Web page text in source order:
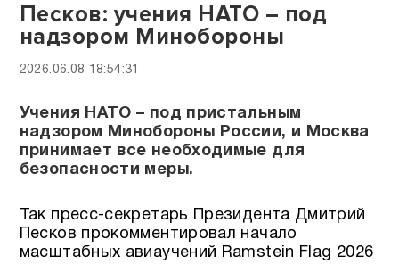
Песков: учения НАТО – под
надзором Минобороны
2026.06.08 18:54:31
Учения НАТО – под пристальным
надзором Минобороны России, и Москва
принимает все необходимые для
безопасности меры.
Так пресс-секретарь Президента Дмитрий
Песков прокомментировал начало
масштабных авиаучений Ramstein Flag 2026